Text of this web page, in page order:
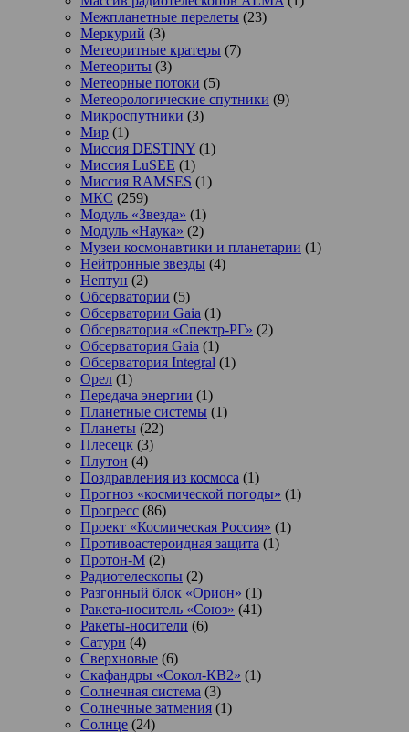
Межпланетные перелеты (23)
Меркурий (3)
Метеоритные кратеры (7)
Метеориты (3)
Метеорные потоки (5)
Метеорологические спутники (9)
Микроспутники (3)
Мир (1)
Миссия DESTINY (1)
Миссия LuSEE (1)
Миссия RAMSES (1)
МКС (259)
Модуль «Звезда» (1)
Модуль «Наука» (2)
Музеи космонавтики и планетарии (1)
Нейтронные звезды (4)
Нептун (2)
Обсерватории (5)
Обсерватории Gaia (1)
Обсерватория «Спектр-РГ» (2)
Обсерватория Gaia (1)
Обсерватория Integral (1)
Орел (1)
Передача энергии (1)
Планетные системы (1)
Планеты (22)
Плесецк (3)
Плутон (4)
Поздравления из космоса (1)
Прогноз «космической погоды» (1)
Прогресс (86)
Проект «Космическая Россия» (1)
Противоастероидная защита (1)
Протон-М (2)
Радиотелескопы (2)
Разгонный блок «Орион» (1)
Ракета-носитель «Союз» (41)
Ракеты-носители (6)
Сатурн (4)
Сверхновые (6)
Скафандры «Сокол-КВ2» (1)
Солнечная система (3)
Солнечные затмения (1)
Солнце (24)